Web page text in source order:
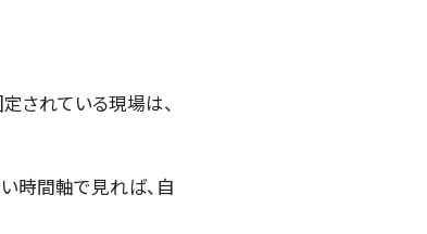
されている現場は、
時間軸で見れば、自